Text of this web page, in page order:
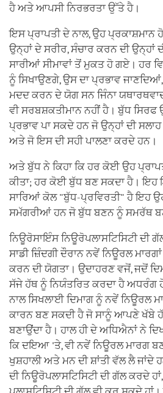
ਹੈ ਅਤੇ ਆਪਸੀ ਨਿਰਭਰਤਾ ਉੱਤੇ ਹੈ।
ਇਸ ਪ੍ਰਾਪਤੀ ਦੇ ਨਾਲ, ਉਹ ਪ੍ਰਕਾਸ਼ਮਾਨ
ਉਨ੍ਹਾਂ ਦੇ ਸਰੀਰ, ਸੰਚਾਰ ਕਰਨ ਦੀ ਉਨ੍ਹਾਂ
ਸਾਰੀਆਂ ਸੀਮਾਵਾਂ ਤੋਂ ਮੁਕਤ ਹੋ ਗਏ। ਹਰ
ਨੂੰ ਸਿਖਾਉਣਗੇ, ਉਸ ਦਾ ਪ੍ਰਭਾਵ ਜਾਣਦਿਆਂ,
ਮਦਦ ਕਰਨ ਦੇ ਯੋਗ ਸਨ ਜਿੰਨਾ
ਵੀ ਸਰਬਸ਼ਕਤੀਮਾਨ ਨਹੀਂ ਹੈ। ਬੁੱਧ ਸਿਰਫ
ਪ੍ਰਭਾਵ ਪਾ ਸਕਦੇ ਹਨ ਜੋ ਉਨ੍ਹਾਂ ਦੀ
ਅਤੇ ਜੋ ਇਸ ਦੀ ਸਹੀ ਪਾਲਣਾ ਕਰਦੇ ਹਨ।
ਅਤੇ ਬੁੱਧ ਨੇ ਕਿਹਾ ਕਿ ਹਰ ਕੋਈ ਉਹ
ਕੀਤਾ; ਹਰ ਕੋਈ ਬੁੱਧ ਬਣ ਸਕਦਾ ਹੈ। ਇਹ
ਸਾਰਿਆਂ ਕੋਲ "ਬੁੱਧ-ਪ੍ਰਵਿਰਤੀ" ਹੈ ਇਹ
ਸਮੱਗਰੀਆਂ ਹਨ ਜੋ ਬੁੱਧ ਬਣਨ ਨੂੰ ਸਮਰੱਥ
ਨਿਊਰੋਸਾਇੰਸ ਨਿਊਰੋਪਲਾਸਟਿਸਿਟੀ ਦੀ
ਸਾਡੀ ਜ਼ਿੰਦਗੀ ਦੌਰਾਨ ਨਵੇਂ ਨਿਊਰਲ
ਕਰਨ ਦੀ ਯੋਗਤਾ। ਉਦਾਹਰਣ ਵਜੋਂ, ਜਦੋਂ
ਸੱਜੇ ਹੱਥ ਨੂੰ ਨਿਯੰਤਰਿਤ ਕਰਦਾ ਹੈ ਅਧਰੰਗ ਹੋ
ਨਾਲ ਸਿਖਲਾਈ ਦਿਮਾਗ ਨੂੰ ਨਵੇਂ ਨਿਊਰਲ
ਕਾਰਨ ਬਣ ਸਕਦੀ ਹੈ ਜੋ ਸਾਨੂੰ ਆਪਣੇ ਖੱਬੇ
ਬਣਾਉਂਦਾ ਹੈ। ਹਾਲ ਹੀ ਦੇ ਅਧਿਐਨਾਂ ਨੇ
ਕਿ ਦਇਆ 'ਤੇ, ਵੀ ਨਵੇਂ ਨਿਊਰਲ ਮਾਰਗ
ਖੁਸ਼ਹਾਲੀ ਅਤੇ ਮਨ ਦੀ ਸ਼ਾਂਤੀ ਵੱਲ ਲੈ ਜਾਂਦੇ
ਦੀ ਨਿਊਰੋਪਲਾਸਟਿਸਿਟੀ ਦੀ ਗੱਲ ਕਰਦੇ